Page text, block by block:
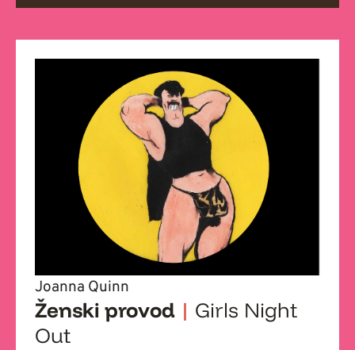
Joanna Quinn
Ženski provod | Girls Night
Out